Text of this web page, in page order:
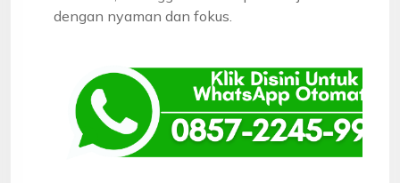
dengan nyaman dan fokus.